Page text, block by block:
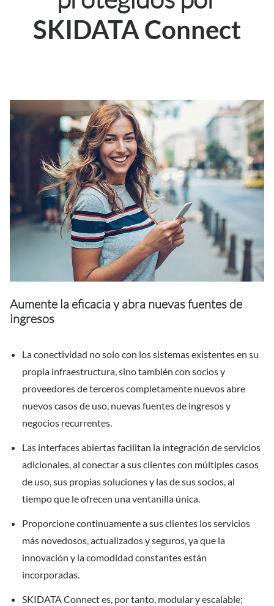
SKIDATA Connect
Aumente la eficacia y abra nuevas fuentes de
ingresos
La conectividad no solo con los sistemas existentes en su
propia infraestructura, sino también con socios y
proveedores de terceros completamente nuevos abre
nuevos casos de uso, nuevas fuentes de ingresos y
negocios recurrentes.
Las interfaces abiertas facilitan la integración de servicios
adicionales, al conectar a sus clientes con múltiples casos
de uso, sus propias soluciones y las de sus socios, al
tiempo que le ofrecen una ventanilla única.
Proporcione continuamente a sus clientes los servicios
más novedosos, actualizados y seguros, ya que la
innovación y la comodidad constantes están
incorporadas.
SKIDATA Connect es, por tanto, modular y escalable;